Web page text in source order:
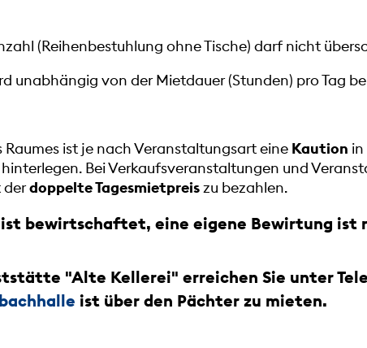
(Reihenbestuhlung ohne Tische) darf nicht
unabhängig von der Mietdauer (Stunden) pro Tag
Raumes ist je nach Veranstaltungsart eine Kaution
hinterlegen. Bei Verkaufsveranstaltungen und
derdoppelte Tagesmietpreiszu bezahlen.
ist bewirtschaftet, eine eigene Bewirtung ist
"Alte Kellerei" erreichen Sie unter
ist über den Pächter zu mieten.